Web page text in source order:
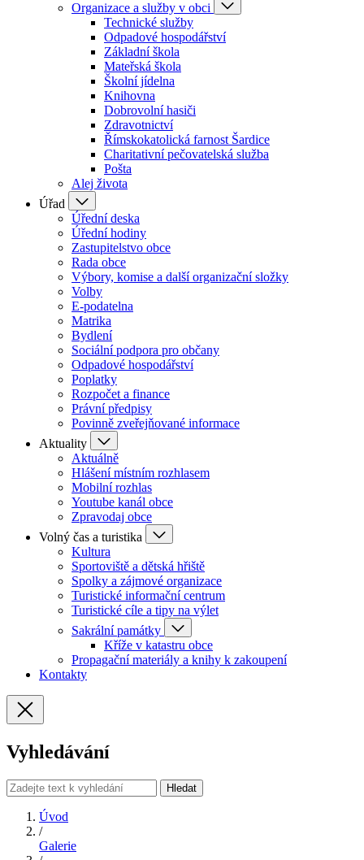
Organizace a služby v obci
Technické služby
Odpadové hospodářství
Základní škola
Mateřská škola
Školní jídelna
Knihovna
Dobrovolní hasiči
Zdravotnictví
Římskokatolická farnost Šardice
Charitativní pečovatelská služba
Pošta
Alej života
Úřad
Úřední deska
Úřední hodiny
Zastupitelstvo obce
Rada obce
Výbory, komise a další organizační složky
Volby
E-podatelna
Matrika
Bydlení
Sociální podpora pro občany
Odpadové hospodářství
Poplatky
Rozpočet a finance
Právní předpisy
Povinně zveřejňované informace
Aktuality
Aktuálně
Hlášení místním rozhlasem
Mobilní rozhlas
Youtube kanál obce
Zpravodaj obce
Volný čas a turistika
Kultura
Sportoviště a dětská hřiště
Spolky a zájmové organizace
Turistické informační centrum
Turistické cíle a tipy na výlet
Sakrální památky
Kříže v katastru obce
Propagační materiály a knihy k zakoupení
Kontakty
Vyhledávání
Hledat
Úvod
/
Galerie